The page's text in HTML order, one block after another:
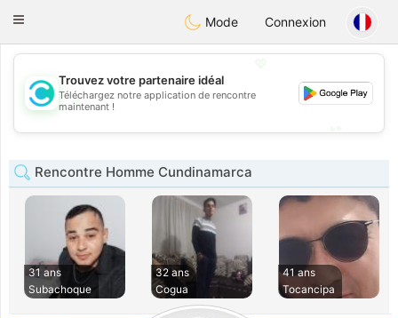
olombiaCitas
Toggle
Mode Connexion
💖
💕
Trouvez votre partenaire idéal
Téléchargez notre application de rencontre
maintenant !
Rencontre Homme Cundinamarca
31 ans
Subachoque
32 ans
Cogua
41 ans
Tocancipa